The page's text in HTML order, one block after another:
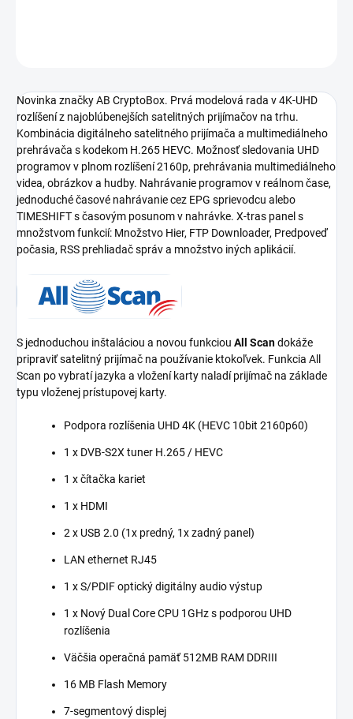
Novinka značky AB CryptoBox. Prvá modelová rada v 4K-UHD
rozlíšení z najoblúbenejších satelitných prijímačov na trhu.
Kombinácia digitálneho satelitného prijímača a multimediálneho
prehrávača s kodekom H.265 HEVC. Možnosť sledovania UHD
programov v plnom rozlíšení 2160p, prehrávania multimediálneho
videa, obrázkov a hudby. Nahrávanie programov v reálnom čase,
jednoduché časové nahrávanie cez EPG sprievodcu alebo
TIMESHIFT s časovým posunom v nahrávke. X-tras panel s
množstvom funkcií: Množstvo Hier, FTP Downloader, Predpoveď
počasia, RSS prehliadač správ a množstvo iných aplikácií.
S jednoduchou inštaláciou a novou funkciou All Scandokáže
pripraviť satelitný prijímač na používanie ktokoľvek. Funkcia All
Scan po vybratí jazyka a vložení karty naladí prijímač na základe
typu vloženej prístupovej karty.
Podpora rozlíšenia UHD 4K (HEVC 10bit 2160p60)
1 x DVB-S2X tuner H.265 / HEVC
1 x čítačka kariet
1 x HDMI
2 x USB 2.0 (1x predný, 1x zadný panel)
LAN ethernet RJ45
1 x S/PDIF optický digitálny audio výstup
1 x Nový Dual Core CPU 1GHz s podporou UHD
rozlíšenia
Väčšia operačná pamäť 512MB RAM DDRIII
16 MB Flash Memory
7-segmentový displej